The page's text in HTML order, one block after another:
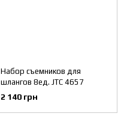
Набор съемников для
шлангов 8ед. JTC 4657
2 140 грн